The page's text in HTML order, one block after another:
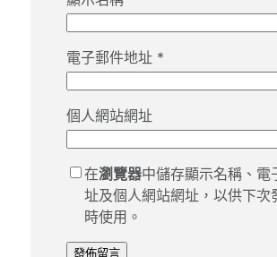
電子郵件地址 *
個人網站網址
在瀏覽器中儲存顯示名稱、電
址及個人網站網址，以供下次
時使用。